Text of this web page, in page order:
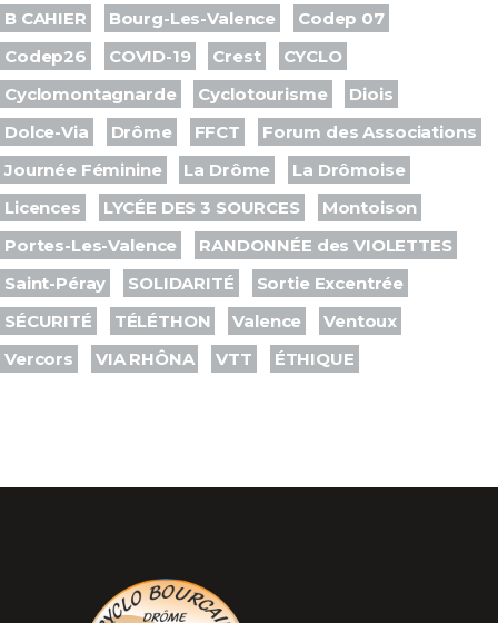
B CAHIER
Bourg-Les-Valence
Codep 07
Codep26
COVID-19 Crest
CYCLO
Cyclomontagnarde
Cyclotourisme
Diois
Dolce-Via
Drôme FFCT
Forum des Associations
Journée Féminine
La Drôme
La Drômoise
Licences
LYCÉE DES 3 SOURCES
Montoison
Portes-Les-Valence
RANDONNÉE des VIOLETTES
Saint-Péray
SOLIDARITÉ
Sortie Excentrée
SÉCURITÉ
TÉLÉTHON Valence
Ventoux
Vercors
VIA RHÔNA VTT ÉTHIQUE